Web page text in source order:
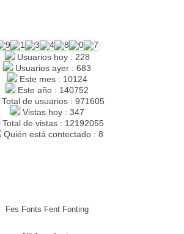
Usuarios hoy : 228
Usuarios ayer : 683
Este mes : 10124
Este año : 140752
Total de usuarios : 971605
Vistas hoy : 347
Total de vistas : 12192055
Quién está contectado : 8
Fes Fonts Fent Fonting